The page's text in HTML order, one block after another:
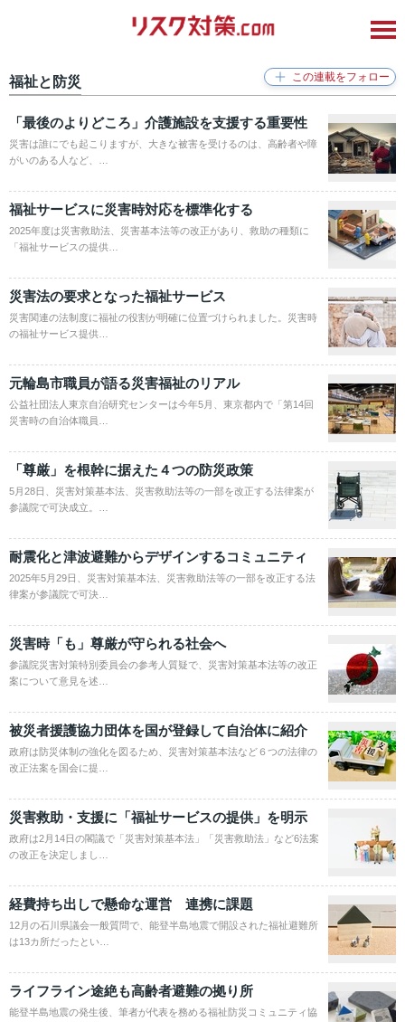
福祉と防災
「最後のよりどころ」介護施設を支援する重要性
災害は誰にでも起こりますが、大きな被害を受けるのは、高齢者や障
がいのある人など、…
福祉サービスに災害時対応を標準化する
2025年度は災害救助法、災害基本法等の改正があり、救助の種類に
「福祉サービスの提供…
災害法の要求となった福祉サービス
災害関連の法制度に福祉の役割が明確に位置づけられました。災害時
の福祉サービス提供…
元輪島市職員が語る災害福祉のリアル
公益社団法人東京自治研究センターは今年5月、東京都内で「第14回
災害時の自治体職員…
「尊厳」を根幹に据えた４つの防災政策
5月28日、災害対策基本法、災害救助法等の一部を改正する法律案が
参議院で可決成立。…
耐震化と津波避難からデザインするコミュニティ
2025年5月29日、災害対策基本法、災害救助法等の一部を改正する法
律案が参議院で可決…
災害時「も」尊厳が守られる社会へ
参議院災害対策特別委員会の参考人質疑で、災害対策基本法等の改正
案について意見を述…
被災者援護協力団体を国が登録して自治体に紹介
政府は防災体制の強化を図るため、災害対策基本法など６つの法律の
改正法案を国会に提…
災害救助・支援に「福祉サービスの提供」を明示
政府は2月14日の閣議で「災害対策基本法」「災害救助法」など6法案
の改正を決定しまし…
経費持ち出しで懸命な運営 連携に課題
12月の石川県議会一般質問で、能登半島地震で開設された福祉避難所
は13カ所だったとい…
ライフライン途絶も高齢者避難の拠り所
能登半島地震の発生後、筆者が代表を務める福祉防災コミュニティ協